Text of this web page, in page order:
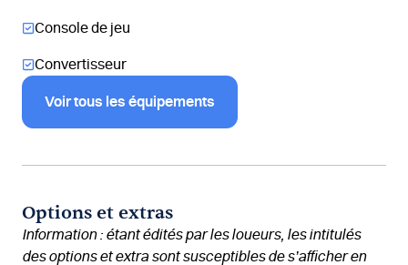
Console de jeu
Convertisseur
Voir tous les équipements
Options et extras
Information : étant édités par les loueurs, les intitulés
des options et extra sont susceptibles de s’afficher en